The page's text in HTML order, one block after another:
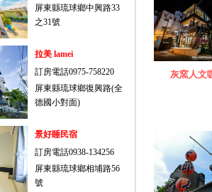
屏東縣琉球鄉中興路33
之31號
拉美 lamei
訂房電話0975-758220
屏東縣琉球鄉復興路(全
德國小對面)
景好睡民宿
訂房電話0938-134256
屏東縣琉球鄉相埔路56
號
灰窯人文